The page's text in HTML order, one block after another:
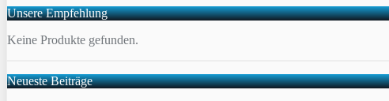
Unsere Empfehlung
Keine Produkte gefunden.
Neueste Beiträge